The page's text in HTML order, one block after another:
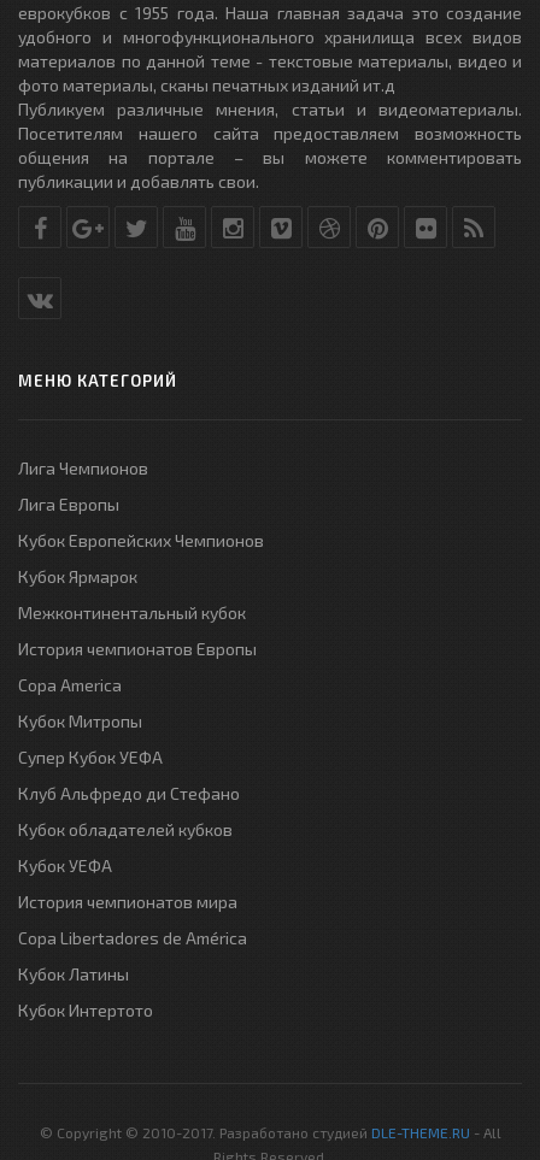
еврокубков с 1955 года. Наша главная задача это создание
удобного и многофункционального хранилища всех видов
материалов по данной теме - текстовые материалы, видео и
фото материалы, сканы печатных изданий ит.д
Публикуем различные мнения, статьи и видеоматериалы.
Посетителям нашего сайта предоставляем возможность
общения на портале – вы можете комментировать
публикации и добавлять свои.
МЕНЮ КАТЕГОРИЙ
Лига Чемпионов
Лига Европы
Кубок Европейских Чемпионов
Кубок Ярмарок
Межконтинентальный кубок
История чемпионатов Европы
Copa America
Кубок Митропы
Супер Кубок УЕФА
Клуб Альфредо ди Стефано
Кубок обладателей кубков
Кубок УЕФА
История чемпионатов мира
Copa Libertadores de América
Кубок Латины
Кубок Интертото
© Copyright © 2010-2017. Разработано студией DLE-THEME.RU - All
Rights Reserved.